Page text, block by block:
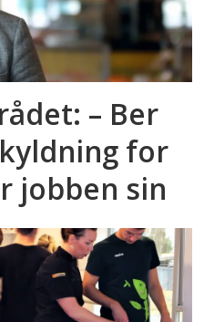
– Ber
for
jobben sin